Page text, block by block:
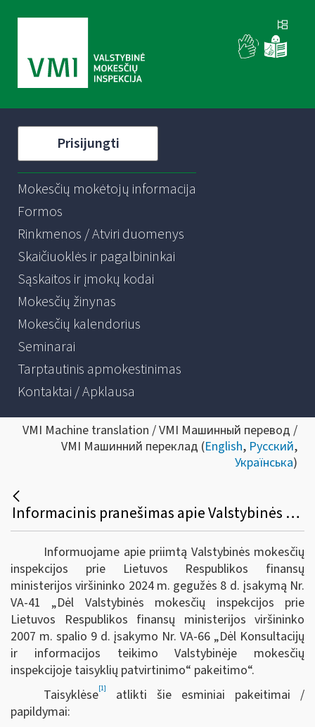
Prisijungti
Mokesčių mokėtojų informacija
Formos
Rinkmenos / Atviri duomenys
Skaičiuoklės ir pagalbininkai
Sąskaitos ir įmokų kodai
Mokesčių žinynas
Mokesčių kalendorius
Seminarai
Tarptautinis apmokestinimas
Kontaktai / Apklausa
VMI Machine translation / VMI Машинный перевод /
VMI Машинний переклад (English, Русский,
Українська)
Informacinis pranešimas apie Valstybinės mokesčių inspekcijos prie Lietuvos Respublikos finansų ministerijos viršininko 2024 m. gegužės 8 d. įsakymą Nr. VA-41 „Dėl Valstybinės mokesčių inspekcijos prie Lietuvos Respublikos finansų ministerijos viršininko 2007 m. spalio 9 d. įsakymo Nr. VA-66 „Dėl Konsultacijų ir informacijos teikimo Valstybinėje mokesčių inspekcijoje taisyklių patvirtinimo“ pakeitimo“
Informuojame apie priimtą Valstybinės mokesčių
inspekcijos prie Lietuvos Respublikos finansų
ministerijos viršininko 2024 m. gegužės 8 d. įsakymą Nr.
VA-41 „Dėl Valstybinės mokesčių inspekcijos prie
Lietuvos Respublikos finansų ministerijos viršininko
2007 m. spalio 9 d. įsakymo Nr. VA-66 „Dėl Konsultacijų
ir informacijos teikimo Valstybinėje mokesčių
inspekcijoje taisyklių patvirtinimo“ pakeitimo“.
Taisyklėse[1]
atlikti šie esminiai pakeitimai /
papildymai: